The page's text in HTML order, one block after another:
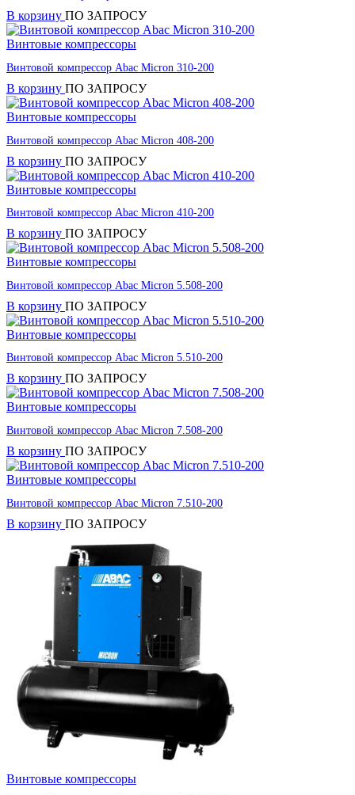
В корзину ПО ЗАПРОСУ
Винтовые компрессоры
Винтовой компрессор Abac Micron 310-200
В корзину ПО ЗАПРОСУ
Винтовые компрессоры
Винтовой компрессор Abac Micron 408-200
В корзину ПО ЗАПРОСУ
Винтовые компрессоры
Винтовой компрессор Abac Micron 410-200
В корзину ПО ЗАПРОСУ
Винтовые компрессоры
Винтовой компрессор Abac Micron 5.508-200
В корзину ПО ЗАПРОСУ
Винтовые компрессоры
Винтовой компрессор Abac Micron 5.510-200
В корзину ПО ЗАПРОСУ
Винтовые компрессоры
Винтовой компрессор Abac Micron 7.508-200
В корзину ПО ЗАПРОСУ
Винтовые компрессоры
Винтовой компрессор Abac Micron 7.510-200
В корзину ПО ЗАПРОСУ
Винтовые компрессоры